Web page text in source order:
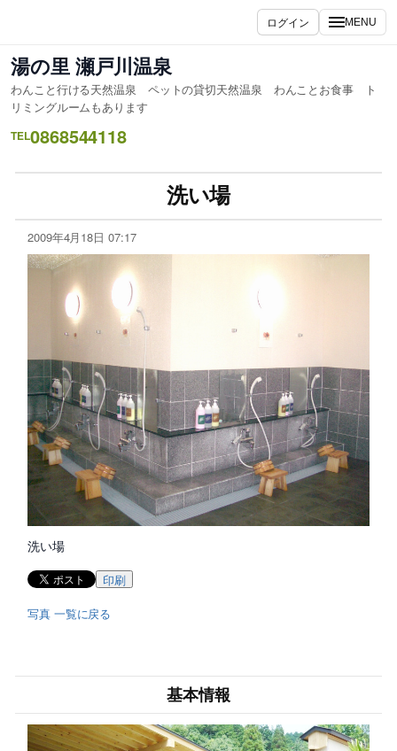
ログイン MENU
湯の里 瀬戸川温泉
わんこと行ける天然温泉 ペットの貸切天然温泉 わんことお食事 ト
リミングルームもあります
TEL0868544118
洗い場
2009年4月18日 07:17
洗い場
印刷
写真 一覧に戻る
基本情報